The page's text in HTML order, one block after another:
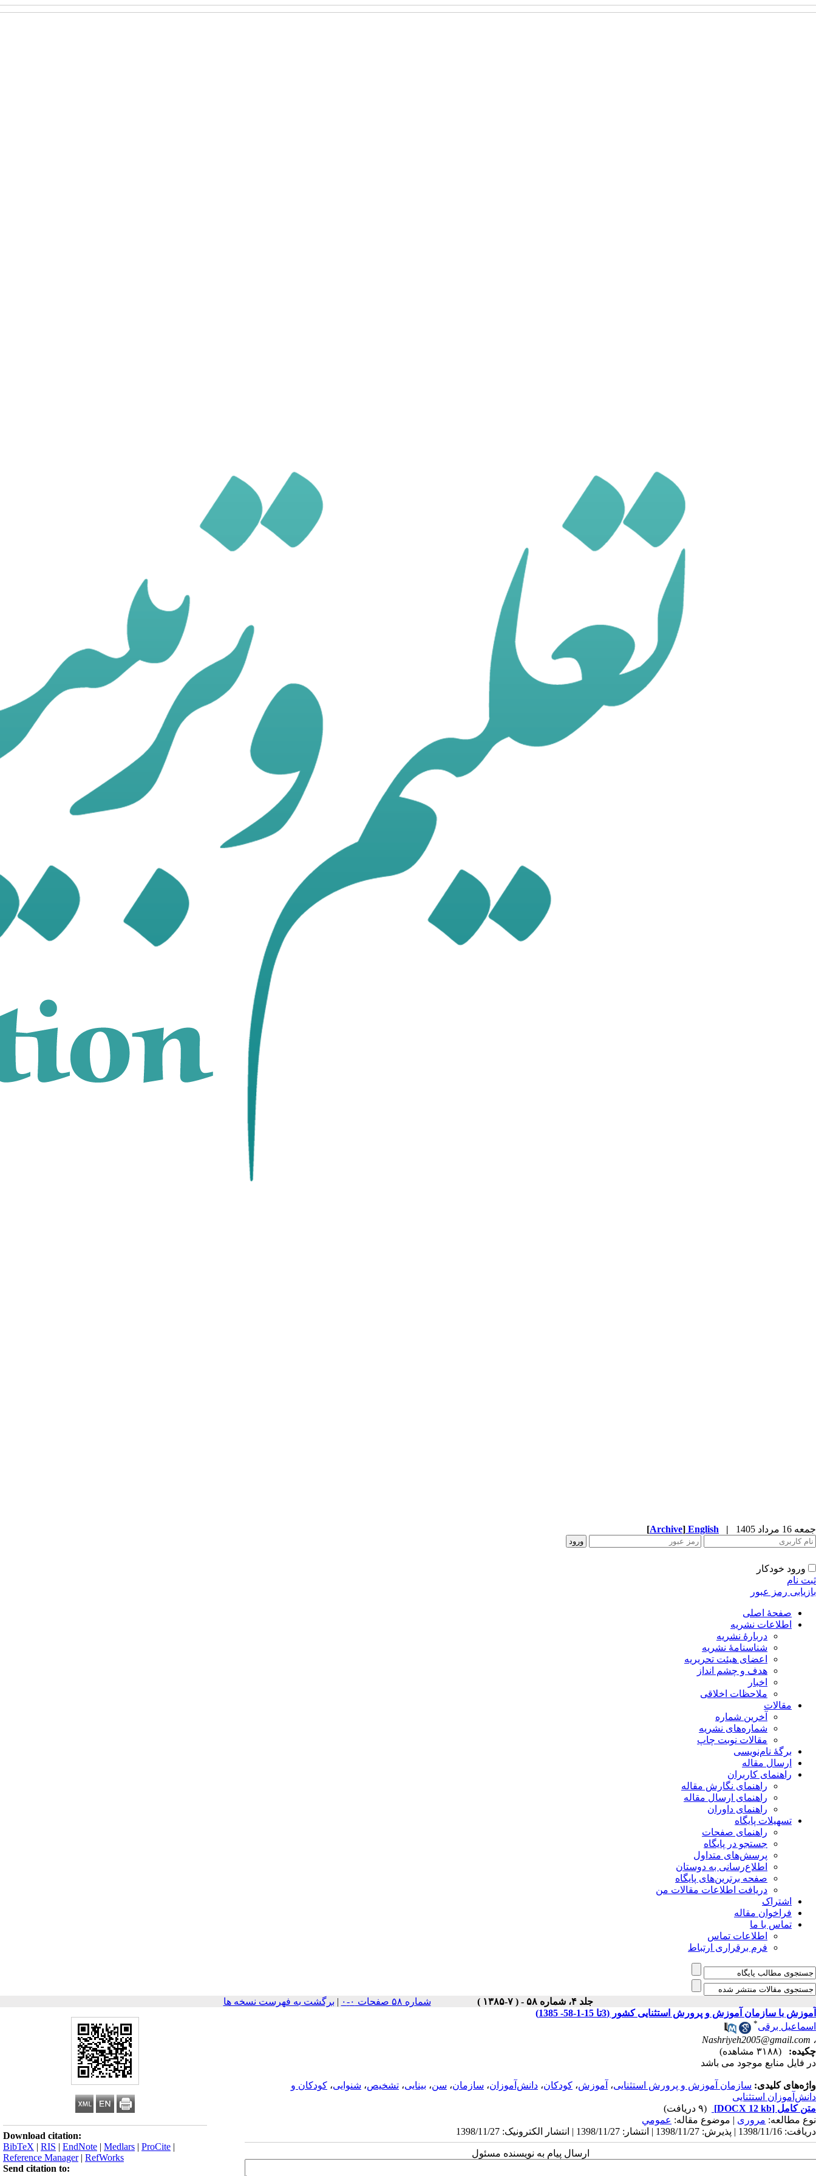
جمعه 16 مرداد 1405 |
English
[Archive]
ورود خودکار
ثبت نام
بازیابی رمز عبور
صفحۀ اصلی
اطلاعات نشریه
دربارۀ نشریه
شناسنامۀ نشریه
اعضای هیئت تحریریه
هدف و چشم انداز
اخبار
ملاحظات اخلاقی
مقالات
آخرین شماره
شماره‌های نشریه
مقالات نوبت چاپ
برگۀ نام‌نویسی
ارسال مقاله
راهنمای کاربران
راهنمای نگارش مقاله
راهنمای ارسال مقاله
راهنمای داوران
تسهیلات پایگاه
راهنمای صفحات
جستجو در پایگاه
پرسش‌های متداول
اطلاع‌رسانی به دوستان
صفحه برترین‌های پایگاه
دریافت اطلاعات مقالات من
اشتراک
فراخوان مقاله
تماس با ما
اطلاعات تماس
فرم برقراری ارتباط
جلد ۴، شماره ۵۸ - ( ۷-۱۳۸۵ ) شماره ۵۸ صفحات ۰-۰ | برگشت به فهرست نسخه ها
Download citation:
BibTeX | RIS | EndNote | Medlars | ProCite |
Reference Manager| RefWorks
Send citation to:
آموزش با سازمان آموزش و پرورش استثنایی کشور (3تا 15-1-58- 1385)
اسماعیل برقی*
، Nashriyeh2005@gmail.com
چکیده:
(۳۱۸۸ مشاهده)
در فایل منابع موجود می باشد
واژه‌های کلیدی: سازمان آموزش و پرورش استثنایی، آموزش، کودکان، دانش‌آموزان، سازمان، سن، بینایی، تشخیص، شنوایی، کودکان و
دانش‌آموزان استثنایی
متن کامل [DOCX 12 kb]
(۹ دریافت)
نوع مطالعه: مروری | موضوع مقاله: عمومي
دریافت: 1398/11/16 | پذیرش: 1398/11/27 | انتشار: 1398/11/27 | انتشار الکترونیک: 1398/11/27
ارسال پیام به نویسنده مسئول